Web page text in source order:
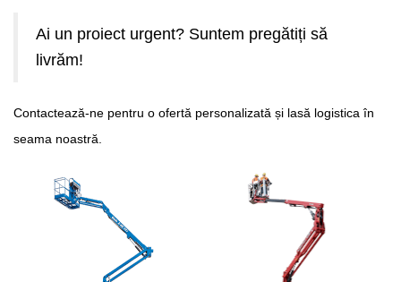
Ai un proiect urgent? Suntem pregătiți să
livrăm!
Contactează-ne pentru o ofertă personalizată și lasă logistica în
seama noastră.